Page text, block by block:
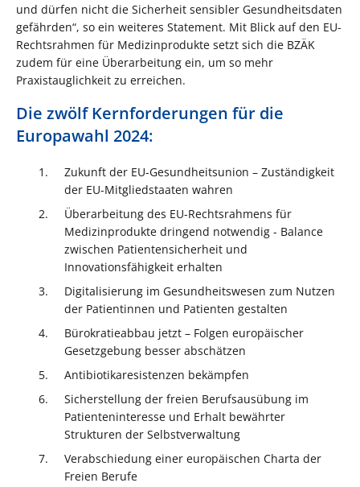
und dürfen nicht die Sicherheit sensibler Gesundheitsdaten
gefährden“, so ein weiteres Statement. Mit Blick auf den EU-
Rechtsrahmen für Medizinprodukte setzt sich die BZÄK
zudem für eine Überarbeitung ein, um so mehr
Praxistauglichkeit zu erreichen.
Die zwölf Kernforderungen für die
Europawahl 2024:
Zukunft der EU-Gesundheitsunion – Zuständigkeit
der EU-Mitgliedstaaten wahren
Überarbeitung des EU-Rechtsrahmens für
Medizinprodukte dringend notwendig - Balance
zwischen Patientensicherheit und
Innovationsfähigkeit erhalten
Digitalisierung im Gesundheitswesen zum Nutzen
der Patientinnen und Patienten gestalten
Bürokratieabbau jetzt – Folgen europäischer
Gesetzgebung besser abschätzen
Antibiotikaresistenzen bekämpfen
Sicherstellung der freien Berufsausübung im
Patienteninteresse und Erhalt bewährter
Strukturen der Selbstverwaltung
Verabschiedung einer europäischen Charta der
Freien Berufe